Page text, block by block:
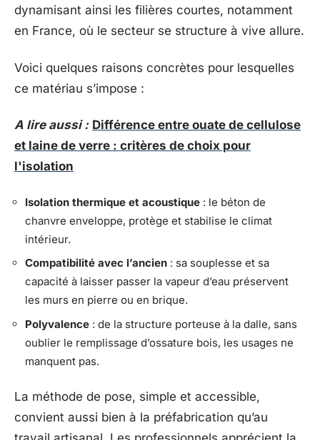
dynamisant ainsi les filières courtes, notamment
en France, où le secteur se structure à vive allure.
Voici quelques raisons concrètes pour lesquelles
ce matériau s’impose :
A lire aussi : Différence entre ouate de cellulose
et laine de verre : critères de choix pour
l'isolation
Isolation thermique et acoustique : le béton de
chanvre enveloppe, protège et stabilise le climat
intérieur.
Compatibilité avec l’ancien : sa souplesse et sa
capacité à laisser passer la vapeur d’eau préservent
les murs en pierre ou en brique.
Polyvalence : de la structure porteuse à la dalle, sans
oublier le remplissage d’ossature bois, les usages ne
manquent pas.
La méthode de pose, simple et accessible,
convient aussi bien à la préfabrication qu’au